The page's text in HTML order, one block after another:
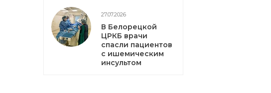
27.07.2026
В Белорецкой
ЦРКБ врачи
спасли пациентов
с ишемическим
инсультом